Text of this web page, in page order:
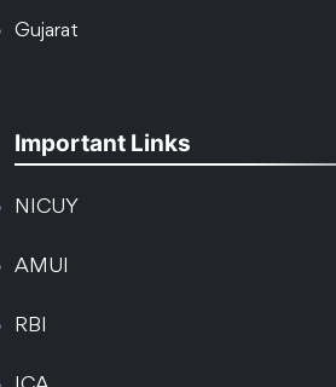
Gujarat
Important Links
NICUY
AMUI
RBI